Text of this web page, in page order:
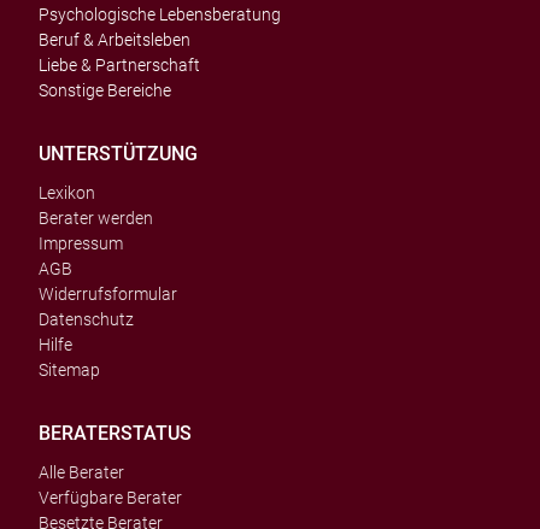
Psychologische Lebensberatung
Beruf & Arbeitsleben
Liebe & Partnerschaft
Sonstige Bereiche
UNTERSTÜTZUNG
Lexikon
Berater werden
Impressum
AGB
Widerrufsformular
Datenschutz
Hilfe
Sitemap
BERATERSTATUS
Alle Berater
Verfügbare Berater
Besetzte Berater